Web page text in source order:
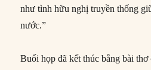
như tình hữu nghị truyền thống
nước.”
Buổi họp đã kết thúc bằng bài